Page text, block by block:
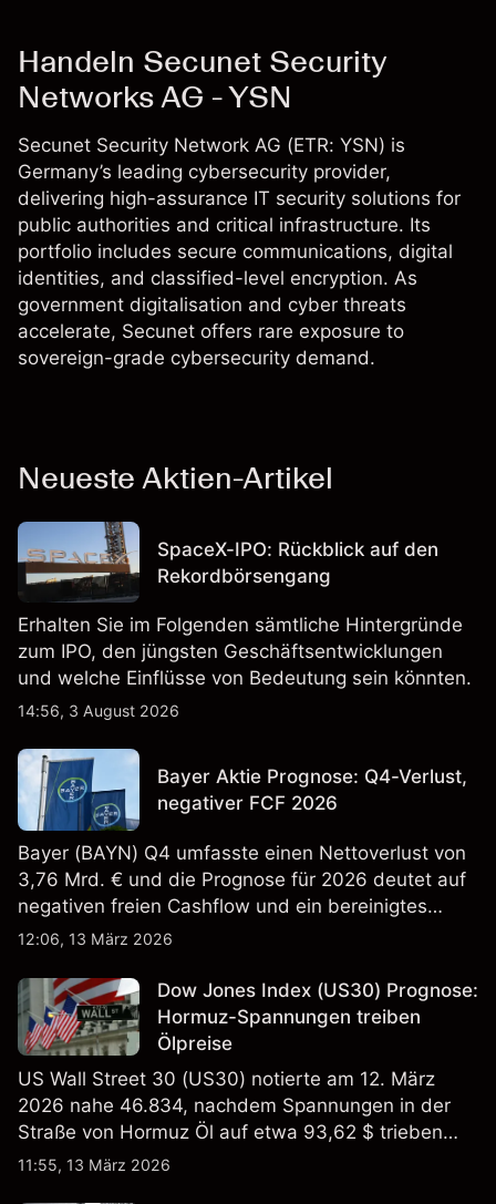
Handeln Secunet Security
Networks AG - YSN
Secunet Security Network AG (ETR: YSN) is
Germany’s leading cybersecurity provider,
delivering high-assurance IT security solutions for
public authorities and critical infrastructure. Its
portfolio includes secure communications, digital
identities, and classified-level encryption. As
government digitalisation and cyber threats
accelerate, Secunet offers rare exposure to
sovereign-grade cybersecurity demand.
Neueste Aktien-Artikel
SpaceX-IPO: Rückblick auf den
Rekordbörsengang
Erhalten Sie im Folgenden sämtliche Hintergründe
zum IPO, den jüngsten Geschäftsentwicklungen
und welche Einflüsse von Bedeutung sein könnten.
14:56, 3 August 2026
Bayer Aktie Prognose: Q4-Verlust,
negativer FCF 2026
Bayer (BAYN) Q4 umfasste einen Nettoverlust von
3,76 Mrd. € und die Prognose für 2026 deutet auf
negativen freien Cashflow und ein bereinigtes
EBITDA von 9,6–10,1 Mrd. € hin. Die
verlässlicher Indikator für zukünftige Ergebnisse.
12:06, 13 März 2026
Dow Jones Index (US30) Prognose:
Hormuz-Spannungen treiben
Ölpreise
US Wall Street 30 (US30) notierte am 12. März
2026 nahe 46.834, nachdem Spannungen in der
Straße von Hormuz Öl auf etwa 93,62 $ trieben
und die US-Arbeitslosigkeit auf 4,4% stieg. Die
11:55, 13 März 2026